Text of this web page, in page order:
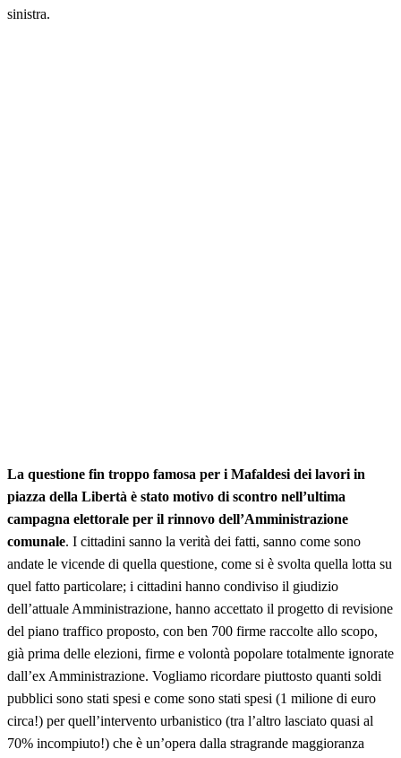
sinistra.
La questione fin troppo famosa per i Mafaldesi dei lavori in
piazza della Libertà è stato motivo di scontro nell’ultima
campagna elettorale per il rinnovo dell’Amministrazione
comunale. I cittadini sanno la verità dei fatti, sanno come sono
andate le vicende di quella questione, come si è svolta quella lotta su
quel fatto particolare; i cittadini hanno condiviso il giudizio
dell’attuale Amministrazione, hanno accettato il progetto di revisione
del piano traffico proposto, con ben 700 firme raccolte allo scopo,
già prima delle elezioni, firme e volontà popolare totalmente ignorate
dall’ex Amministrazione. Vogliamo ricordare piuttosto quanti soldi
pubblici sono stati spesi e come sono stati spesi (1 milione di euro
circa!) per quell’intervento urbanistico (tra l’altro lasciato quasi al
70% incompiuto!) che è un’opera dalla stragrande maggioranza